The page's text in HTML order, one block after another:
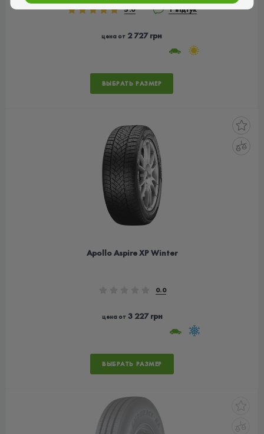
5.0 1 відгук
цена от 2 727 грн
ВЫБРАТЬ РАЗМЕР
Apollo Aspire XP Winter
0.0
цена от3 227 грн
ВЫБРАТЬ РАЗМЕР